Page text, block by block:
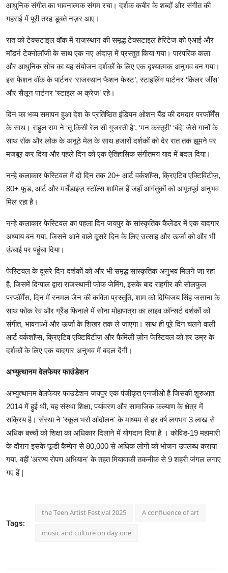
आधुनिक संगीत का भावनात्मक संगम रचा। दर्शक कबीर के शब्दों और संगीत की
गहराई में पूरी तरह डूबते नज़र आए।
रात को टेक्सटाइल वॉक में राजस्थान की समृद्ध टेक्सटाइल हेरिटेज को एआई और
मॉडर्न टेक्नोलॉजी के साथ एक नए अंदाज़ में प्रस्तुत किया गया। पारंपरिक कला
और आधुनिक सोच का यह संयोजन दर्शकों के लिए एक दृश्यात्मक अनुभव बन गया।
इस फैशन वॉक के पार्टनर ‘राजस्थान फैशन फेस्ट’, स्टाइलिंग पार्टनर ‘किलर जींस’
और सैलून पार्टनर ‘स्टाइल अ क्रेज़’ रहे।
दिन का भव्य समापन हुआ देश के प्रतिष्ठित इंडियन ओशन बैंड की दमदार परफॉर्मेंस
के साथ। राहुल राम ने ‘तू किसी रेल सी गुजरती है’, ‘मन कस्तूरी’ ‘बंदे’ जैसे गानों के
साथ रॉक और लोक के अनूठे मेल के साथ हजारों दर्शकों को देर रात तक झूमने पर
मजबूर कर दिया और पहले दिन को एक ऐतिहासिक संगीतमय याद में बदल दिया।
नन्हे कलाकार फेस्टिवल में दो दिन तक 20+ आर्ट वर्कशॉप्स, क्रिएटिव एक्टिविटीज़,
80+ फूड, आर्ट और मर्चेंडाइज़ स्टॉल्स शामिल हैं जहाँ आगंतुकों को अभूतपूर्व अनुभव
मिल रहा है।
नन्हे कलाकार फेस्टिवल का पहला दिन जयपुर के सांस्कृतिक कैलेंडर में एक यादगार
अध्याय बन गया, जिसने आने वाले दूसरे दिन के लिए उत्साह और ऊर्जा को और भी
ऊंचाई पर पहुंचा दिया।
फेस्टिवल के दूसरे दिन दर्शकों को और भी समृद्ध सांस्कृतिक अनुभव मिलने जा रहा
है, जिसमें दिग्पाल द्वारा राजस्थानी फोक जेमिंग, इसके बाद राहगीर की सोलफुल
परफॉर्मेंस, दिन में रनमल जैन की कविता प्रस्तुति, शाम को दिग्विजय सिंह जसाना के
साथ फोक रेव और ग्रैंड फिनाले में सोना मोहापात्रा का लाइव कॉन्सर्ट दर्शकों को
संगीत, भावनाओं और ऊर्जा के शिखर तक ले जाएगा। साथ ही पूरे दिन चलने वाली
आर्ट वर्कशॉप्स, क्रिएटिव एक्टिविटीज़ और फैमिली ज़ोन फेस्टिवल को हर उम्र के
दर्शकों के लिए एक यादगार अनुभव में बदल देंगी।
अभ्युत्थानम वेलफेयर फाउंडेशन
अभ्युत्थानम वेलफेयर फाउंडेशन जयपुर एक पंजीकृत एनजीओ है जिसकी शुरुआत
2014 में हुई थी, यह संस्था शिक्षा, पर्यावरण और सामाजिक कल्याण के क्षेत्र में
सक्रिय है। संस्था ने 'स्कूल भरो आंदोलन' के माध्यम से हर वर्ष लगभग 3 लाख से
अधिक बच्चों को शिक्षा का अधिकार दिलाने में योगदान दिया है । कोविड-19 महामारी
के दौरान इसके फूडी कैम्पेन से 80,000 से अधिक लोगों को भोजन उपलब्ध कराया
गया, वहीं 'अरण्य रोपण अभियान' के तहत मियावाकी तकनीक से 9 शहरी जंगल लगाए
गए हैं |
Tags:
the Teen Artist Festival 2025 A confluence of art
music and culture on day one